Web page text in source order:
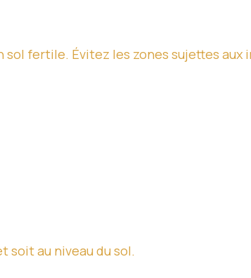
fertile. Évitez les zones sujettes aux
soit au niveau du sol.